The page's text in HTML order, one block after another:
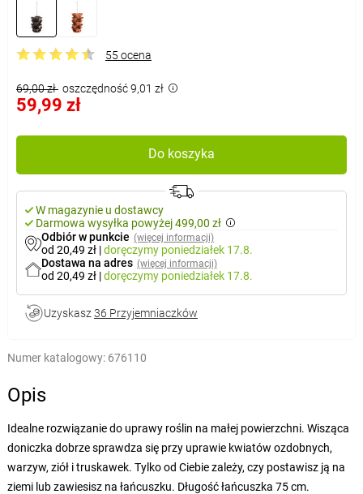
55 ocena
69,00 zł oszczędność 9,01 zł
59,99 zł
Do koszyka
W magazynie u dostawcy
Darmowa wysyłka powyżej 499,00 zł
Odbiór w punkcie (więcej informacji)
od 20,49 zł |doręczymy poniedziałek 17.8.
Dostawa na adres (więcej informacji)
od 20,49 zł |doręczymy poniedziałek 17.8.
Uzyskasz 36 Przyjemniaczków
Numer katalogowy: 676110
Opis
Idealne rozwiązanie do uprawy roślin na małej powierzchni. Wisząca
doniczka dobrze sprawdza się przy uprawie kwiatów ozdobnych,
warzyw, ziół i truskawek. Tylko od Ciebie zależy, czy postawisz ją na
ziemi lub zawiesisz na łańcuszku. Długość łańcuszka 75 cm.